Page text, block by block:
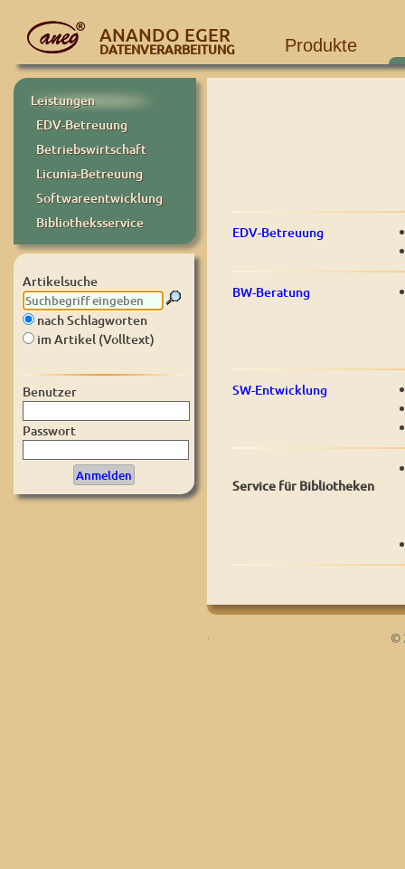
ANANDO EGER
DATENVERARBEITUNG Produkte
Leistungen
EDV-Betreuung
Betriebswirtschaft
Licunia-Betreuung
Softwareentwicklung
Bibliotheksservice
Artikelsuche
nach Schlagworten
im Artikel (Volltext)
Benutzer
Passwort
EDV-Betreuung
BW-Beratung
SW-Entwicklung
Service für Bibliotheken
©